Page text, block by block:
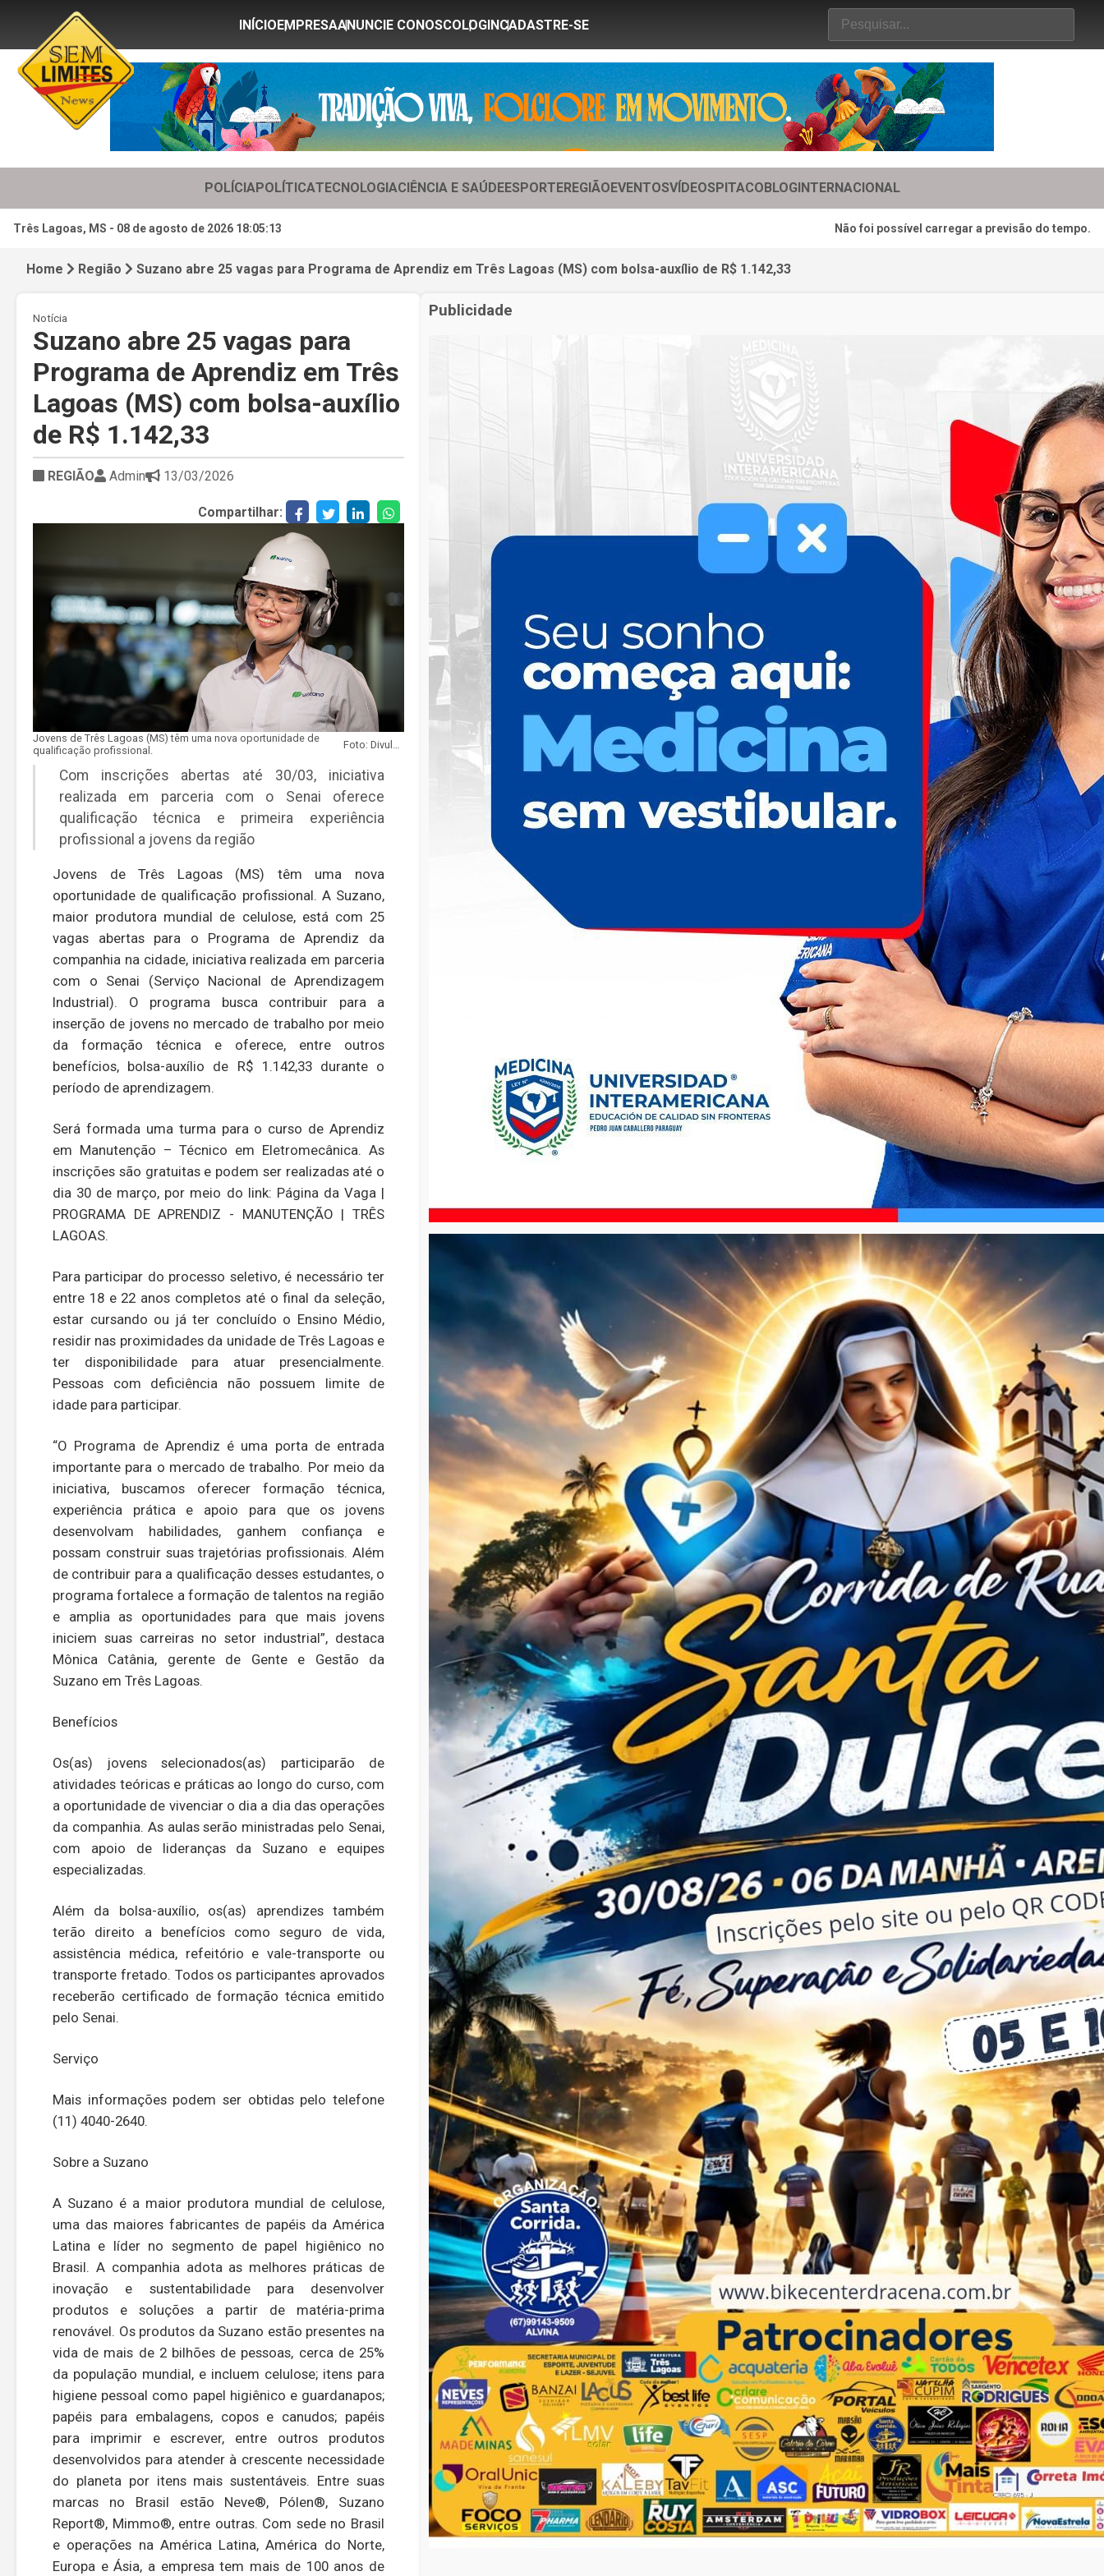
INÍCIOEMPRESAANUNCIE CONOSCOLOGINCADASTRE-SE
POLÍCIAPOLÍTICATECNOLOGIACIÊNCIA E SAÚDEESPORTEREGIÃOEVENTOSVÍDEOSPITACOBLOGINTERNACIONAL
Três Lagoas, MS - 08 de agosto de 2026 18:05:15 Não foi possível carregar a previsão do tempo.
Home Região Suzano abre 25 vagas para Programa de Aprendiz em Três Lagoas (MS) com bolsa-auxílio de R$ 1.142,33
Notícia
Suzano abre 25 vagas para
Programa de Aprendiz em Três
Lagoas (MS) com bolsa-auxílio
de R$ 1.142,33
REGIÃO Admin 13/03/2026
Compartilhar:
Jovens de Três Lagoas (MS) têm uma nova oportunidade de
qualificação profissional.
Com inscrições abertas até 30/03, iniciativa
realizada em parceria com o Senai oferece
qualificação técnica e primeira experiência
profissional a jovens da região
Jovens de Três Lagoas (MS) têm uma nova
oportunidade de qualificação profissional. A Suzano,
maior produtora mundial de celulose, está com 25
vagas abertas para o Programa de Aprendiz da
companhia na cidade, iniciativa realizada em parceria
com o Senai (Serviço Nacional de Aprendizagem
Industrial). O programa busca contribuir para a
inserção de jovens no mercado de trabalho por meio
da formação técnica e oferece, entre outros
benefícios, bolsa-auxílio de R$ 1.142,33 durante o
período de aprendizagem.
Será formada uma turma para o curso de Aprendiz
em Manutenção – Técnico em Eletromecânica. As
inscrições são gratuitas e podem ser realizadas até o
dia 30 de março, por meio do link: Página da Vaga |
PROGRAMA DE APRENDIZ - MANUTENÇÃO | TRÊS
LAGOAS.
Para participar do processo seletivo, é necessário ter
entre 18 e 22 anos completos até o final da seleção,
estar cursando ou já ter concluído o Ensino Médio,
residir nas proximidades da unidade de Três Lagoas e
ter disponibilidade para atuar presencialmente.
Pessoas com deficiência não possuem limite de
idade para participar.
“O Programa de Aprendiz é uma porta de entrada
importante para o mercado de trabalho. Por meio da
iniciativa, buscamos oferecer formação técnica,
experiência prática e apoio para que os jovens
desenvolvam habilidades, ganhem confiança e
possam construir suas trajetórias profissionais. Além
de contribuir para a qualificação desses estudantes, o
programa fortalece a formação de talentos na região
e amplia as oportunidades para que mais jovens
iniciem suas carreiras no setor industrial”, destaca
Mônica Catânia, gerente de Gente e Gestão da
Suzano em Três Lagoas.
Benefícios
Os(as) jovens selecionados(as) participarão de
atividades teóricas e práticas ao longo do curso, com
a oportunidade de vivenciar o dia a dia das operações
da companhia. As aulas serão ministradas pelo Senai,
com apoio de lideranças da Suzano e equipes
especializadas.
Além da bolsa-auxílio, os(as) aprendizes também
terão direito a benefícios como seguro de vida,
assistência médica, refeitório e vale-transporte ou
transporte fretado. Todos os participantes aprovados
receberão certificado de formação técnica emitido
pelo Senai.
Serviço
Mais informações podem ser obtidas pelo telefone
(11) 4040-2640.
Sobre a Suzano
A Suzano é a maior produtora mundial de celulose,
uma das maiores fabricantes de papéis da América
Latina e líder no segmento de papel higiênico no
Brasil. A companhia adota as melhores práticas de
inovação e sustentabilidade para desenvolver
produtos e soluções a partir de matéria-prima
renovável. Os produtos da Suzano estão presentes na
vida de mais de 2 bilhões de pessoas, cerca de 25%
da população mundial, e incluem celulose; itens para
higiene pessoal como papel higiênico e guardanapos;
papéis para embalagens, copos e canudos; papéis
para imprimir e escrever, entre outros produtos
desenvolvidos para atender à crescente necessidade
do planeta por itens mais sustentáveis. Entre suas
marcas no Brasil estão Neve®, Pólen®, Suzano
Report®, Mimmo®, entre outras. Com sede no Brasil
e operações na América Latina, América do Norte,
Europa e Ásia, a empresa tem mais de 100 anos de
Publicidade